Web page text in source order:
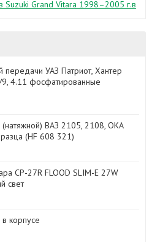
Suzuki Grand Vitara 1998–2005 г.в
передачи УАЗ Патриот, Хантер
9, 4.11 фосфатированные
ВАЗ 2105, 2108, ОКА
(HF 608 321)
CP-27R FLOOD SLIM-E 27W
свет
корпусе